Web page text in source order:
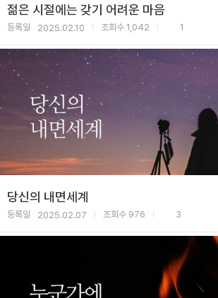
젊은 시절에는 갖기 어려운 마음
등록일 2025.02.10 조회수 1,042 1
당신의 내면세계
등록일 2025.02.07 조회수 976 3